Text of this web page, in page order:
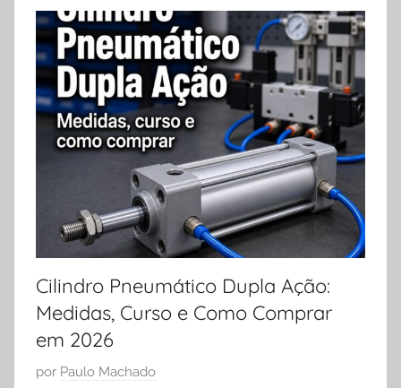
Cilindro Pneumático Dupla Ação:
Medidas, Curso e Como Comprar
em 2026
P
por Paulo Machado